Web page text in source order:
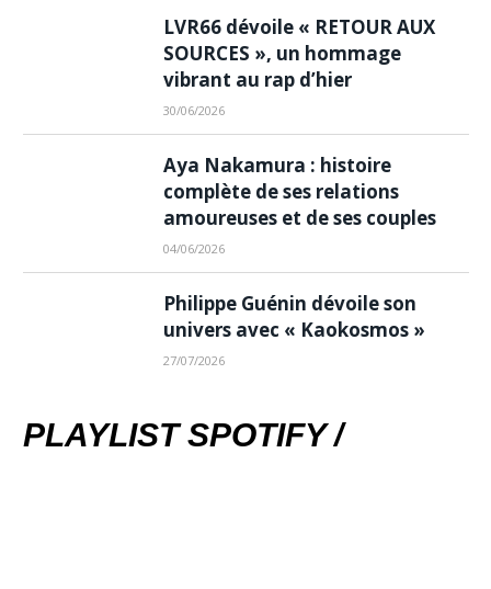
LVR66 dévoile « RETOUR AUX
SOURCES », un hommage
vibrant au rap d’hier
30/06/2026
Aya Nakamura : histoire
complète de ses relations
amoureuses et de ses couples
04/06/2026
Philippe Guénin dévoile son
univers avec « Kaokosmos »
27/07/2026
PLAYLIST SPOTIFY /